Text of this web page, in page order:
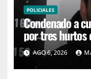
POLICIALES
Condenado a
por tres hurtos
San Carlos
AGO 6, 2026